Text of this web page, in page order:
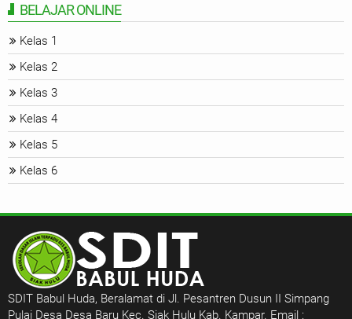
BELAJAR ONLINE
Kelas 1
Kelas 2
Kelas 3
Kelas 4
Kelas 5
Kelas 6
SDIT Babul Huda, Beralamat di Jl. Pesantren Dusun II Simpang
Pulai Desa Desa Baru Kec. Siak Hulu Kab. Kampar. Email :